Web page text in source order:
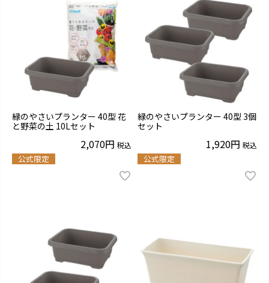
緑のやさいプランター 40型 花
と野菜の土 10Lセット
2,070 税込
公式限定
緑のやさいプランター 40型 3個
セット
1,920 税込
公式限定